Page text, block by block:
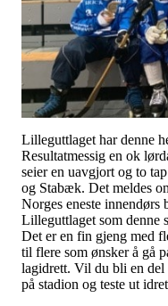
Lilleguttlaget har denne
Resultatmessig en ok
seier en uavgjort og to
og Stabæk. Det meldes
Norges eneste innendørs
Lilleguttlaget som denne
Det er en fin gjeng med
til flere som ønsker å gå
lagidrett. Vil du bli en del
på stadion og teste ut